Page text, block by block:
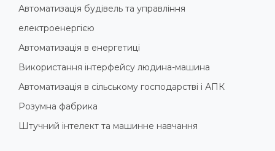
Автоматизація будівель та управління
електроенергією
Автоматизація в енергетиці
Використання інтерфейсу людина-машина
Автоматизація в сільському господарстві і АПК
Розумна фабрика
Штучний інтелект та машинне навчання